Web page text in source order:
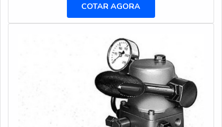
aplicação das ferramentas em operações de usinagem,
como faceamento, furação e o próprio
torneamento.Deste modo, já que o item é utilizado dura
COTAR AGORA